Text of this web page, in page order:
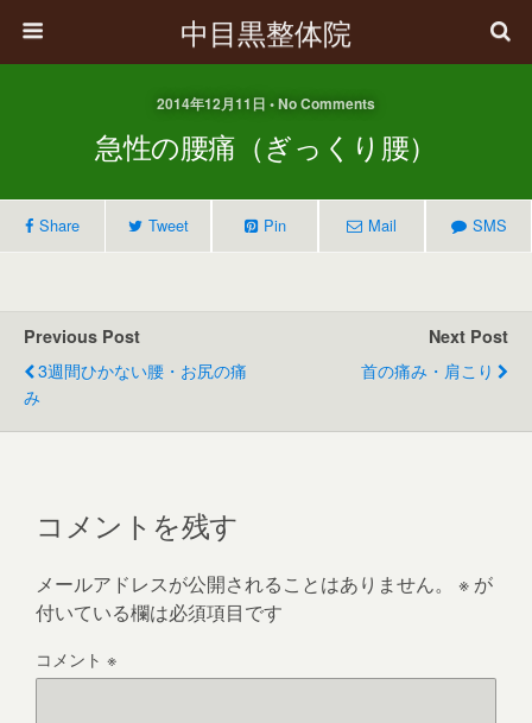
中目黒整体院
2014年12月11日 • No Comments
急性の腰痛（ぎっくり腰）
Share Tweet Pin Mail SMS
Previous Post
3週間ひかない腰・お尻の痛
み
Next Post
首の痛み・肩こり
コメントを残す
メールアドレスが公開されることはありません。 ※ が
付いている欄は必須項目です
コメント ※